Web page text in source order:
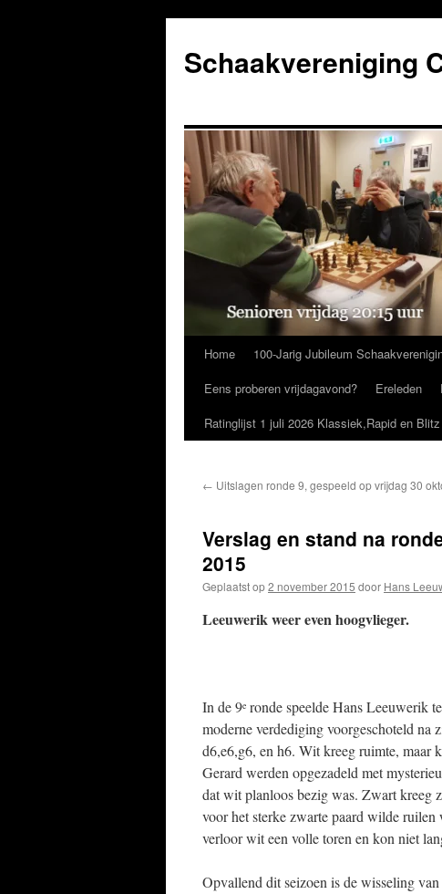
de
inhoud
Schaakvereniging
Home 100-Jarig Jubileum
Eens proberen vrijdagavond?
Ereleden
Ratinglijst 1 juli 2026 Klassiek,Rapid en Blitz
← Uitslagen ronde 9, gespeeld op vrijdag 30
Verslag en stand na
2015
Geplaatst op2 november 2015 door Hans
Leeuwerik weer even hoogvlieger.
In de 9e ronde speelde Hans Leeuwerik
moderne verdediging voorgeschoteld
d6,e6,g6, en h6. Wit kreeg ruimte, maar
Gerard werden opgezadeld met
dat wit planloos bezig was. Zwart kreeg
voor het sterke zwarte paard wilde
verloor wit een volle toren en kon niet
Opvallend dit seizoen is de wisseling